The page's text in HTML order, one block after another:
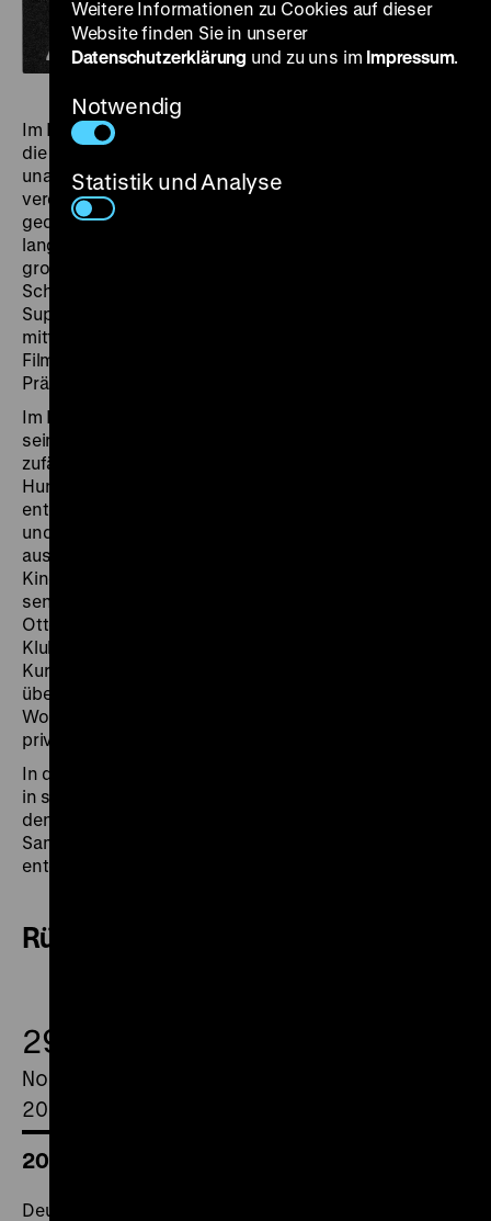
Im Mittelpunkt unserer Reihe
die Bestände von Privatsammler*innen und
unabhängigen Archiven. Nicht zuletzt ihnen ist es zu
verdanken, dass auch Filme, die auf Schmalfilm
gedreht und verkauft wurden, überliefert sind, denn
lange Zeit gehörten sie nicht zum Sammlungsprofil
großer Archive und Kinematheken. Dabei sind
Schmalfilme grandiose Sammlerstücke, ob auf 8-,
Super 8-, 9,5- oder 16mm. Und da die Projektoren
mitten im Kinosaal stehen und aus Filmvorführern
Filmerklärer werden können, haben ihre
Präsentationen einen ganz eigenen Reiz.
Im November ist Ralf Forster zu Gast. Den Grundstein
seiner Sammlung legte der Filmhistoriker 1990, als er
zufällig am Kopierwerk in Berlin-Schöneweide
Hunderte von „DEFA-Heimfilmen“ auf Super 8
entdeckte und vor der Vernichtung rettete. Amateur-
und Familienfilme, Lehrfilme aus Schulen, Werbespots
aus der DDR, auf 8mm geraffte Repliken des großen
Kinos erweiterten seine Sammlung, darunter
sensationelle Funde wie die 9,5mm-Amateurfilme von
Otto Blessing. Seit 1994 präsentiert Ralf Forster in
Klubs und Kinos selbst zusammengestellte
Kurzfilmprogramme. Sie vermitteln eine alternative, oft
übersehene Film- und Vorführgeschichte, die in
Wohnzimmern, Klassenräumen, Messekojen und
privaten Kellerkinos stattgefunden hat.
In drei Veranstaltungen gewährt Forster einen Einblick
in sein Archiv. Alle Kopien werden von ihm selbst mit
den entsprechenden Projektoren vorgeführt. Seine
Sammlung kann auch unter www.schmalfilmkino.de
entdeckt werden.
Rückblick
29.
November
2025
20.00 Uhr
Deutsch-deutsche Werbefilmgeschichten
Weitere Informationen zu Cookies auf dieser
Website finden Sie in unserer
Datenschutzerklärung und zu uns im Impressum.
Notwendig
Statistik und Analyse